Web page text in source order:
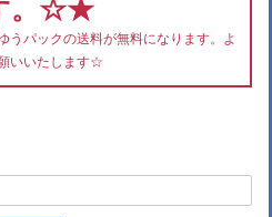
。☆★
パックの送料が無料になります。よ
いいたします☆